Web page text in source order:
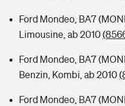
Ford Mondeo, BA7
Limousine, ab 2010
Ford Mondeo, BA7
Benzin, Kombi, ab 2010
Ford Mondeo, BA7